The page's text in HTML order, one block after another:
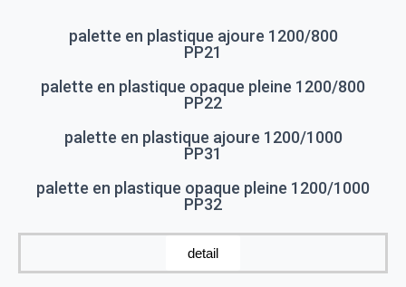
palette en plastique ajoure 1200/800
PP21
palette en plastique opaque pleine 1200/800
PP22
palette en plastique ajoure 1200/1000
PP31
palette en plastique opaque pleine 1200/1000
PP32
detail